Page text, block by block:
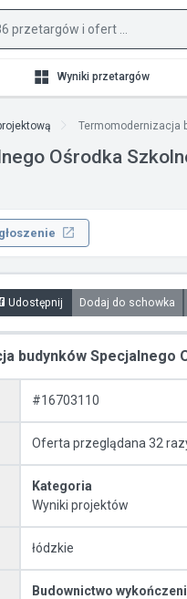
Wyniki przetargów
Termomodernizacja
Ośrodka
Udostępnij Dodaj do schowka
budynków Specjalnego
#16703110
Oferta przeglądana 32
Kategoria
Wyniki projektów
łódzkie
Budownictwo